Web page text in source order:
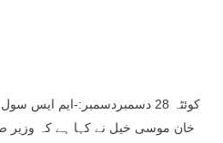
کوئٹہ 28 دسمبردسمبر:-ایم ایس
خان موسی خیل نے کہا ہے کہ وزیر